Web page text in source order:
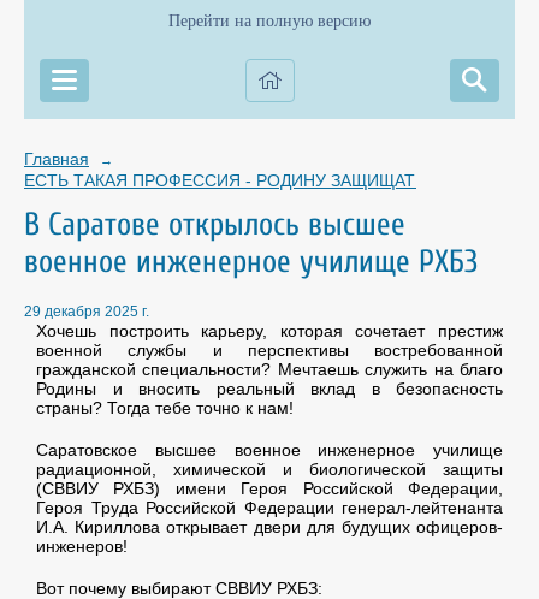
Перейти на полную версию
Главная →
ЕСТЬ ТАКАЯ ПРОФЕССИЯ - РОДИНУ ЗАЩИЩАТЬ
В Саратове открылось высшее
военное инженерное училище РХБЗ
29 декабря 2025 г.
Хочешь построить карьеру, которая сочетает престиж
военной службы и перспективы востребованной
гражданской специальности? Мечтаешь служить на благо
Родины и вносить реальный вклад в безопасность
страны? Тогда тебе точно к нам!
Саратовское высшее военное инженерное училище
радиационной, химической и биологической защиты
(СВВИУ РХБЗ) имени Героя Российской Федерации,
Героя Труда Российской Федерации генерал-лейтенанта
И.А. Кириллова открывает двери для будущих офицеров-
инженеров!
Вот почему выбирают СВВИУ РХБЗ: